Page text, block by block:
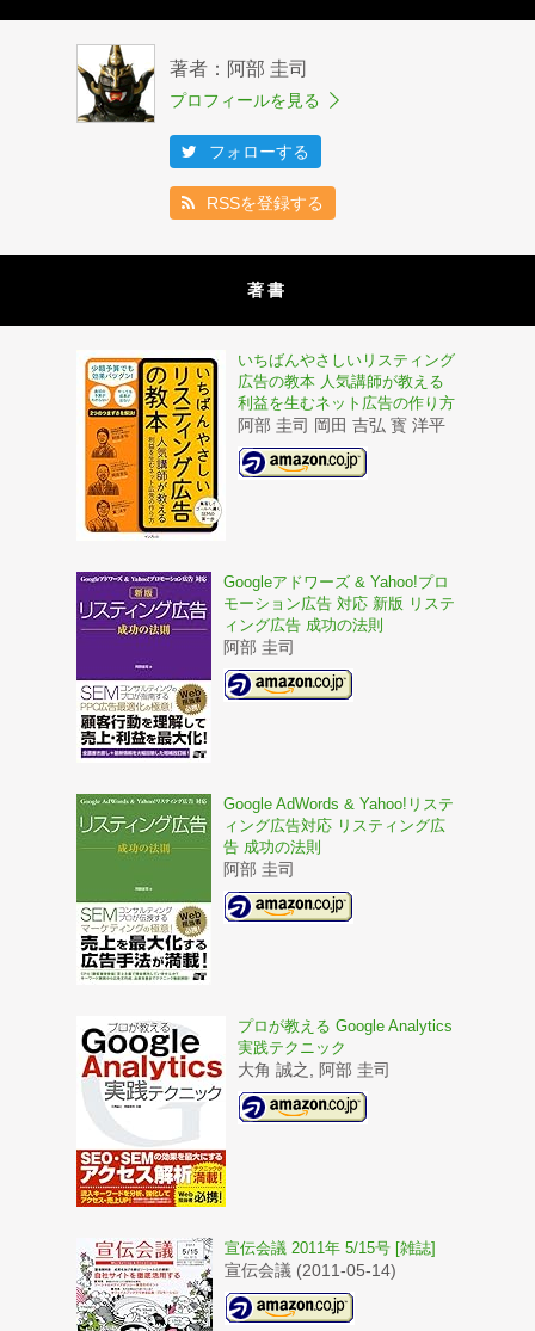
著者：阿部 圭司
プロフィールを見る
フォローする
RSSを登録する
著書
いちばんやさしいリスティング
広告の教本 人気講師が教える
利益を生むネット広告の作り方
阿部 圭司 岡田 吉弘 寳 洋平
Googleアドワーズ & Yahoo!プロ
モーション広告 対応 新版 リステ
ィング広告 成功の法則
阿部 圭司
Google AdWords & Yahoo!リステ
ィング広告対応 リスティング広
告 成功の法則
阿部 圭司
プロが教える Google Analytics
実践テクニック
大角 誠之, 阿部 圭司
宣伝会議 2011年 5/15号 [雑誌]
宣伝会議 (2011-05-14)